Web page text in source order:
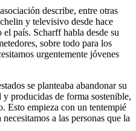
describe, entre otras
y televisivo desde hace
país. Scharff habla desde su
sobre todo para los
urgentemente jóvenes
se planteaba abandonar su
y producidas de forma sostenible,
Esto empieza con un tentempié
necesitamos a las personas que la